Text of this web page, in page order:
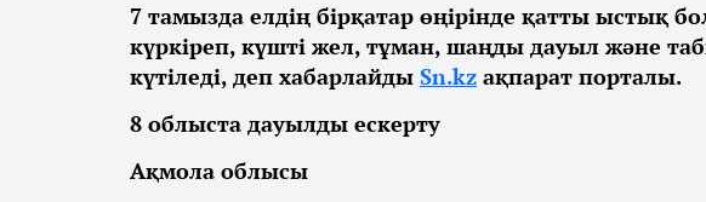
7 тамызда елдің бірқатар өңірінде қатты ыстық
күркіреп, күшті жел, тұман, шаңды дауыл және
күтіледі, деп хабарлайды Sn.kz ақпарат порталы.
8 облыста дауылды ескерту
Ақмола облысы